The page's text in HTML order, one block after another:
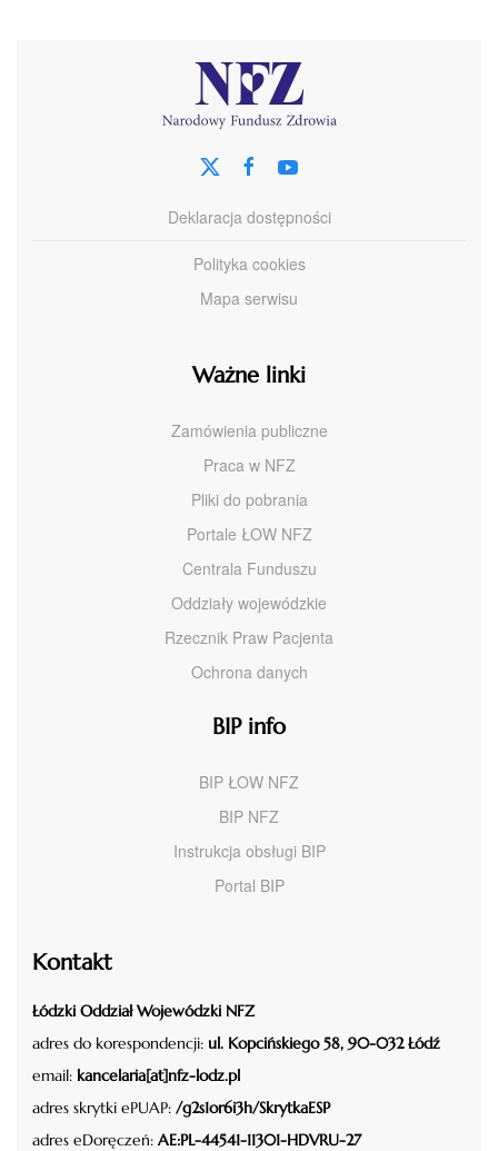
Deklaracja dostępności
Polityka cookies
Mapa serwisu
Ważne linki
Zamówienia publiczne
Praca w NFZ
Pliki do pobrania
Portale ŁOW NFZ
Centrala Funduszu
Oddziały wojewódzkie
Rzecznik Praw Pacjenta
Ochrona danych
BIP info
BIP ŁOW NFZ
BIP NFZ
Instrukcja obsługi BIP
Portal BIP
Kontakt
Łódzki Oddział Wojewódzki NFZ
adres do korespondencji: ul. Kopcińskiego 58, 90-032 Łódź
email: kancelaria[at]nfz-lodz.pl
adres skrytki ePUAP: /g2s1or6i3h/SkrytkaESP
adres eDoręczeń: AE:PL-44541-11301-HDVRU-27